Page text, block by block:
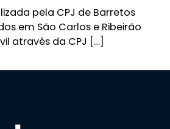
pela CPJ de Barretos
em São Carlos e Ribeirão
através da CPJ […]